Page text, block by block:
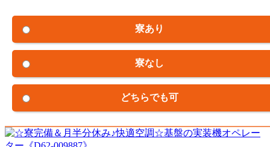
寮あり
寮なし
どちらでも可